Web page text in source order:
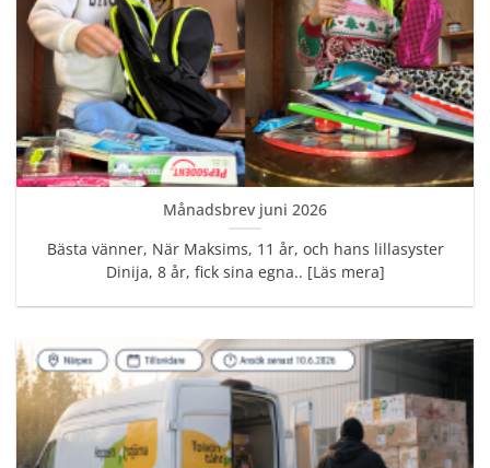
Månadsbrev juni 2026
Bästa vänner, När Maksims, 11 år, och hans lillasyster
Dinija, 8 år, fick sina egna.. [Läs mera]